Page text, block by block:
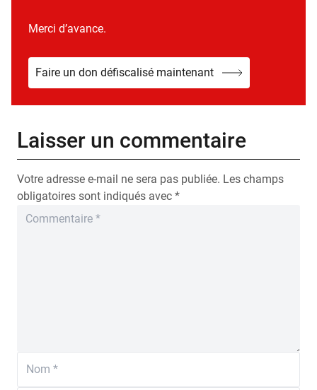
Merci d’avance.
Faire un don défiscalisé maintenant
Laisser un commentaire
Votre adresse e-mail ne sera pas publiée. Les champs
obligatoires sont indiqués avec *